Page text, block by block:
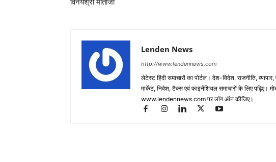
विनयश्री माताजी
Lenden News
http://www.lendennews.com
लेटेस्ट हिंदी समाचारों का पोर्टल। देश-विदेश, राजनीति,
मार्केट, निवेश, टैक्स एवं फाइनेंशियल समाचारों के लिए
www.lendennews.com पर लॉग ऑन कीजिए।